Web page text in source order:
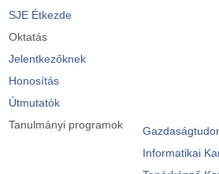
SJE Étkezde
Oktatás
Jelentkezőknek
Honosítás
Útmutatók
Tanulmányi programok
Informatikai